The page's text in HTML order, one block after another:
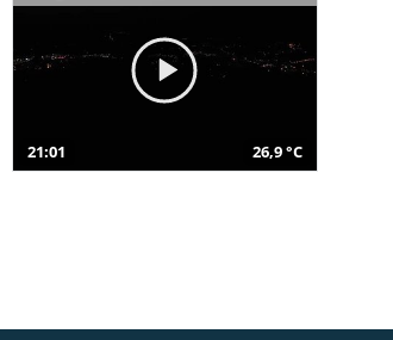
21:01 26,9 °C